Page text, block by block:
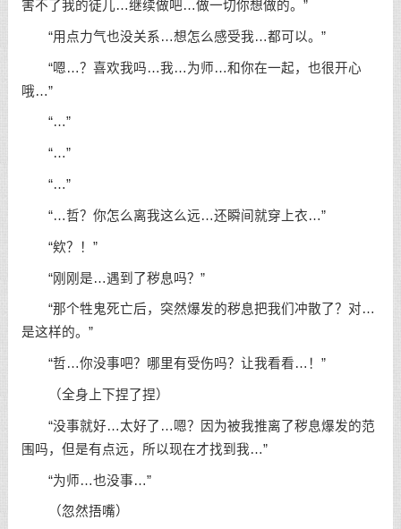
害不了我的徒儿…继续做吧…做一切你想做的。”
“用点力气也没关系…想怎么感受我…都可以。”
“嗯…？喜欢我吗…我…为师…和你在一起，也很开心
哦…”
“…”
“…”
“…”
“…哲？你怎么离我这么远…还瞬间就穿上衣…”
“欸？！”
“刚刚是…遇到了秽息吗？”
“那个牲鬼死亡后，突然爆发的秽息把我们冲散了？对…
是这样的。”
“哲…你没事吧？哪里有受伤吗？让我看看…！”
（全身上下捏了捏）
“没事就好…太好了…嗯？因为被我推离了秽息爆发的范
围吗，但是有点远，所以现在才找到我…”
“为师…也没事…”
（忽然捂嘴）